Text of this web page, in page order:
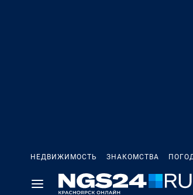
НЕДВИЖИМОСТЬ ЗНАКОМСТВА